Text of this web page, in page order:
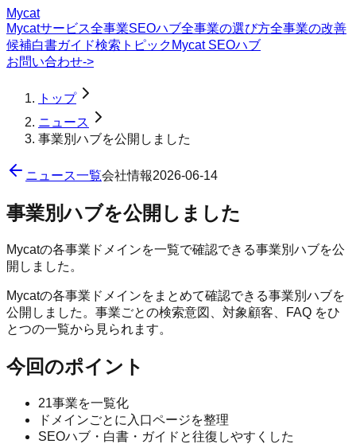
Mycat
Mycatサービス全事業SEOハブ全事業の選び方全事業の改善
候補白書ガイド検索トピック Mycat SEOハブ
お問い合わせ->
トップ
ニュース
事業別ハブを公開しました
ニュース一覧会社情報2026-06-14
事業別ハブを公開しました
Mycatの各事業ドメインを一覧で確認できる事業別ハブを公
開しました。
Mycatの各事業ドメインをまとめて確認できる事業別ハブを
公開しました。事業ごとの検索意図、対象顧客、FAQ をひ
とつの一覧から見られます。
今回のポイント
21事業を一覧化
ドメインごとに入口ページを整理
SEOハブ・白書・ガイドと往復しやすくした